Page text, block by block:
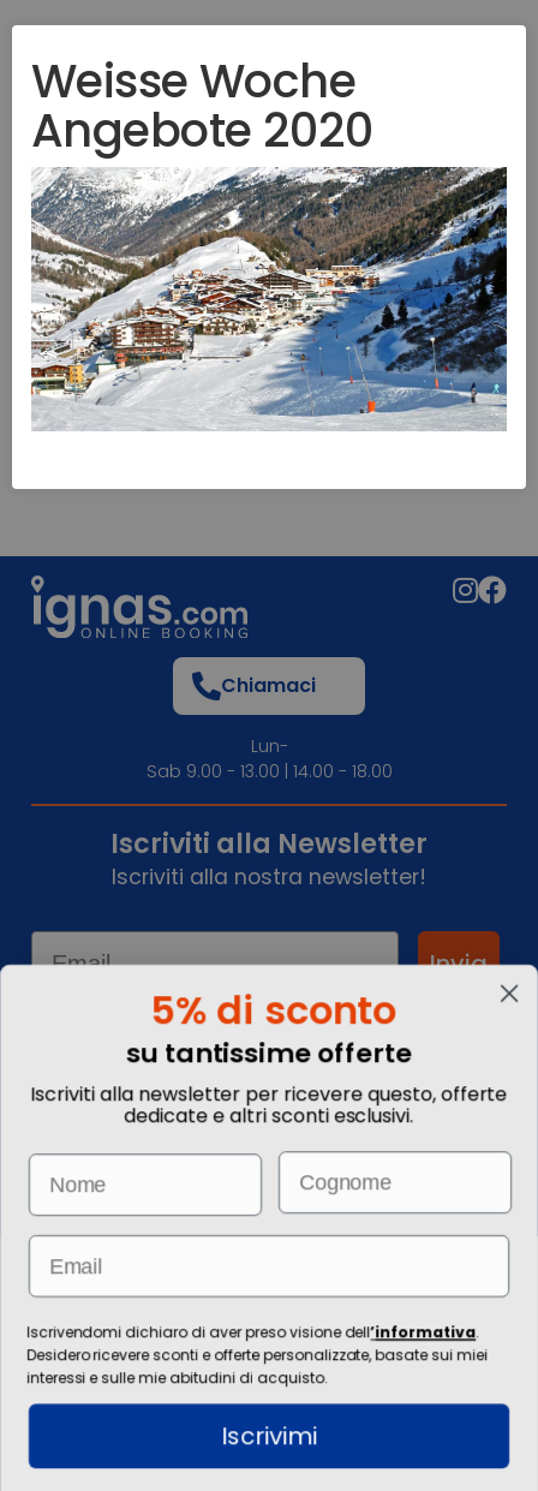
Weisse Woche
Angebote 2020
Informationen
Kontakte
Wie buche ich?
Kommentieren Sie Ihre
Informazioni Legali
Chiamaci
Lun-
Sab 9.00 - 13.00 | 14.00 - 18.00
Iscriviti alla Newsletter
Iscriviti alla nostra newsletter!
Email
Invia
Die Bilder sind rein illustrativ. Preise und Informationen können sich
Für die Erbringung von Reiseleistungen ist die / die technische Leitung
zuständig Ignas Tour S.p.A., Largo Cesare Battisti, 28 - 39044 Egna (BZ) -
Italia, P.IVA: 01652670215. È venditore Ignas Tour S.p.A., Largo Cesare
Battisti, 28 - 39044 Egna (BZ) - Italia, P.IVA: 01652670215. Grundkapital
Landwirtschaftskammer Bozen, BZ-154275, E-Mail: ignastoursrl@mail-
5% di sconto
su tantissime offerte
Iscriviti alla newsletter per ricevere questo, offerte
dedicate e altri sconti esclusivi.
Name Email
Email
Iscrivendomi dichiaro di aver preso visione dell’informativa.
Desidero ricevere sconti e offerte personalizzate, basate sui miei
interessi e sulle mie abitudini di acquisto.
Iscrivimi